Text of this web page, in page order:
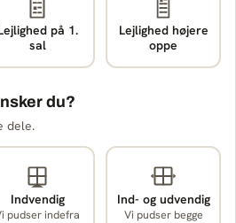
på 1.
sal
Lejlighed højere
oppe
du?
dele.
Indvendig
pudser indefra
Ind- og udvendig
Vi pudser begge